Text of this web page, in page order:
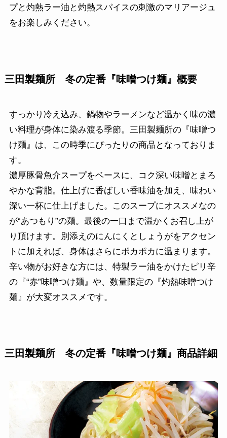
プと灼熱ラー油と灼熱スパイスの刺激のマリアージュ
をお楽しみください。
三田製麺所 冬の定番『味噌つけ麺』 概要
すっかり冷え込み、鍋物やラーメンなど温かく味の濃
い料理が身体に染み渡る季節。三田製麺所の『味噌つ
け麺』は、この時季にぴったりの商品となっておりま
す。
濃厚豚骨魚介スープをベースに、コク深い味噌とまろ
やかな背脂。仕上げに香ばしい香味油を加え、味わい
深い一杯に仕上げました。このスープにオススメなの
が“あつもり”の麺。最後の一口まで温かくお召し上が
り頂けます。別添えのにんにくとしょうがをアクセン
トに加えれば、身体はさらにポカポカに温まります。
辛い物がお好きな方には、特製ラー油をかけたピリ辛
の『“赤”味噌つけ麺』や、数量限定の『灼熱味噌つけ
麺』が大変オススメです。
三田製麺所 冬の定番『味噌つけ麺』 商品詳細